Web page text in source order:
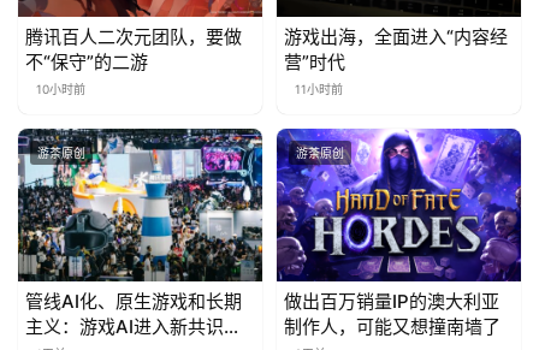
腾讯百人二次元团队，要做
不“保守”的二游
10小时前
游戏出海，全面进入“内容经
营”时代
11小时前
游茶原创
管线AI化、原生游戏和长期
主义：游戏AI进入新共识时
游茶原创
做出百万销量IP的澳大利亚
制作人，可能又想撞南墙了